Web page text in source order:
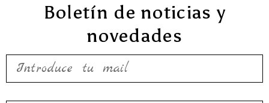
Boletín de noticias y
novedades